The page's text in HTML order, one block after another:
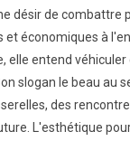
désir de combattre
et économiques à
elle entend
slogan le beau au
des
L'esthétique